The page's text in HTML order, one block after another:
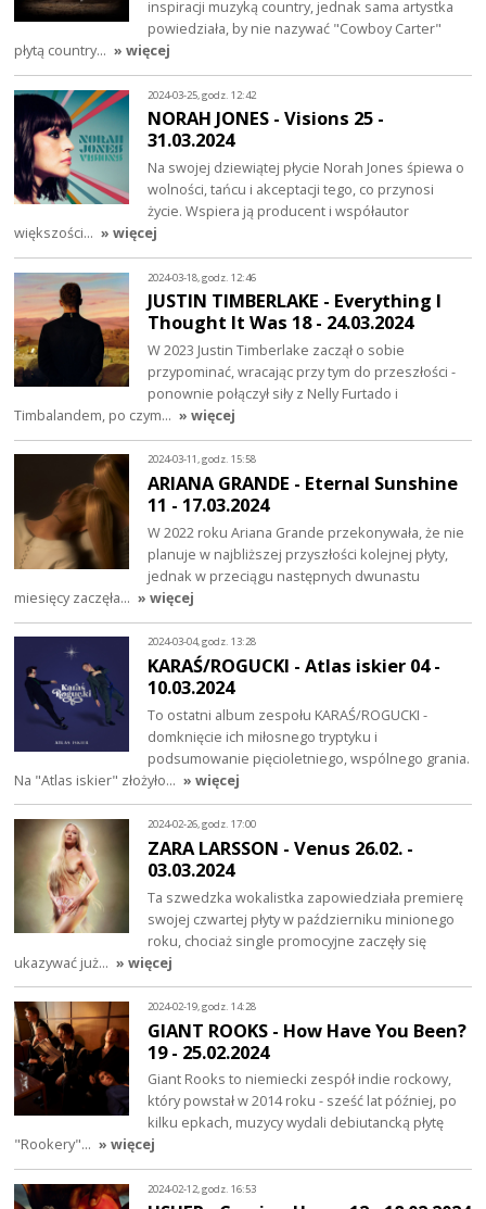
inspiracji muzyką country, jednak sama artystka
powiedziała, by nie nazywać "Cowboy Carter"
płytą country… » więcej
2024-03-25, godz. 12:42
NORAH JONES - Visions 25 -
31.03.2024
Na swojej dziewiątej płycie Norah Jones śpiewa o
wolności, tańcu i akceptacji tego, co przynosi
życie. Wspiera ją producent i współautor
większości… » więcej
2024-03-18, godz. 12:46
JUSTIN TIMBERLAKE - Everything I
Thought It Was 18 - 24.03.2024
W 2023 Justin Timberlake zaczął o sobie
przypominać, wracając przy tym do przeszłości -
ponownie połączył siły z Nelly Furtado i
Timbalandem, po czym… » więcej
2024-03-11, godz. 15:58
ARIANA GRANDE - Eternal Sunshine
11 - 17.03.2024
W 2022 roku Ariana Grande przekonywała, że nie
planuje w najbliższej przyszłości kolejnej płyty,
jednak w przeciągu następnych dwunastu
miesięcy zaczęła… » więcej
2024-03-04, godz. 13:28
KARAŚ/ROGUCKI - Atlas iskier 04 -
10.03.2024
To ostatni album zespołu KARAŚ/ROGUCKI -
domknięcie ich miłosnego tryptyku i
podsumowanie pięcioletniego, wspólnego grania.
Na "Atlas iskier" złożyło… » więcej
2024-02-26, godz. 17:00
ZARA LARSSON - Venus 26.02. -
03.03.2024
Ta szwedzka wokalistka zapowiedziała premierę
swojej czwartej płyty w październiku minionego
roku, chociaż single promocyjne zaczęły się
ukazywać już… » więcej
2024-02-19, godz. 14:28
GIANT ROOKS - How Have You Been?
19 - 25.02.2024
Giant Rooks to niemiecki zespół indie rockowy,
który powstał w 2014 roku - sześć lat później, po
kilku epkach, muzycy wydali debiutancką płytę
"Rookery"… » więcej
2024-02-12, godz. 16:53